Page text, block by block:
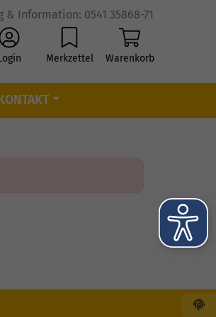
& Information: 0541 35868-71
Merkzettel Warenkorb
KONTAKT